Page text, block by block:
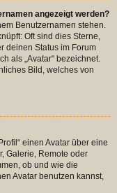
angezeigt werden?
Benutzernamen stehen.
Oft sind dies Sterne,
deinen Status im Forum
als „Avatar“ bezeichnet.
Bild, welches von
einen Avatar über eine
Galerie, Remote oder
ob und wie die
Avatar benutzen kannst,